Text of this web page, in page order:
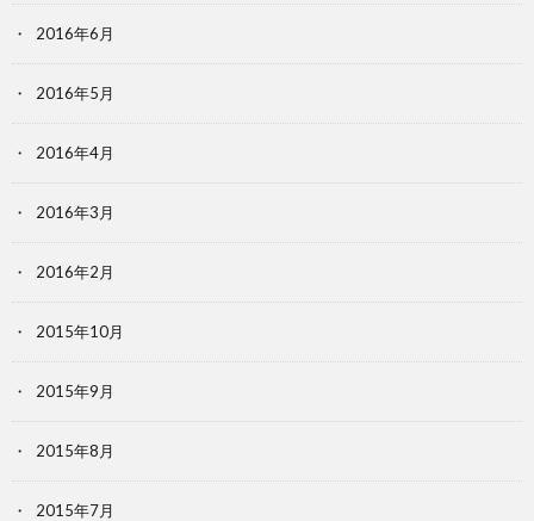
2016年6月
2016年5月
2016年4月
2016年3月
2016年2月
2015年10月
2015年9月
2015年8月
2015年7月